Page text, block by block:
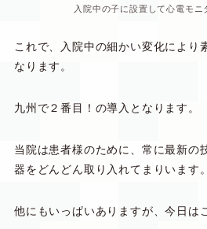
入院中の子に設置して心電モニ
これで、入院中の細かい変化により
なります。
九州で２番目！の導入となります。
当院は患者様のために、常に最新の
器をどんどん取り入れてまりいます。
他にもいっぱいありますが、今日は